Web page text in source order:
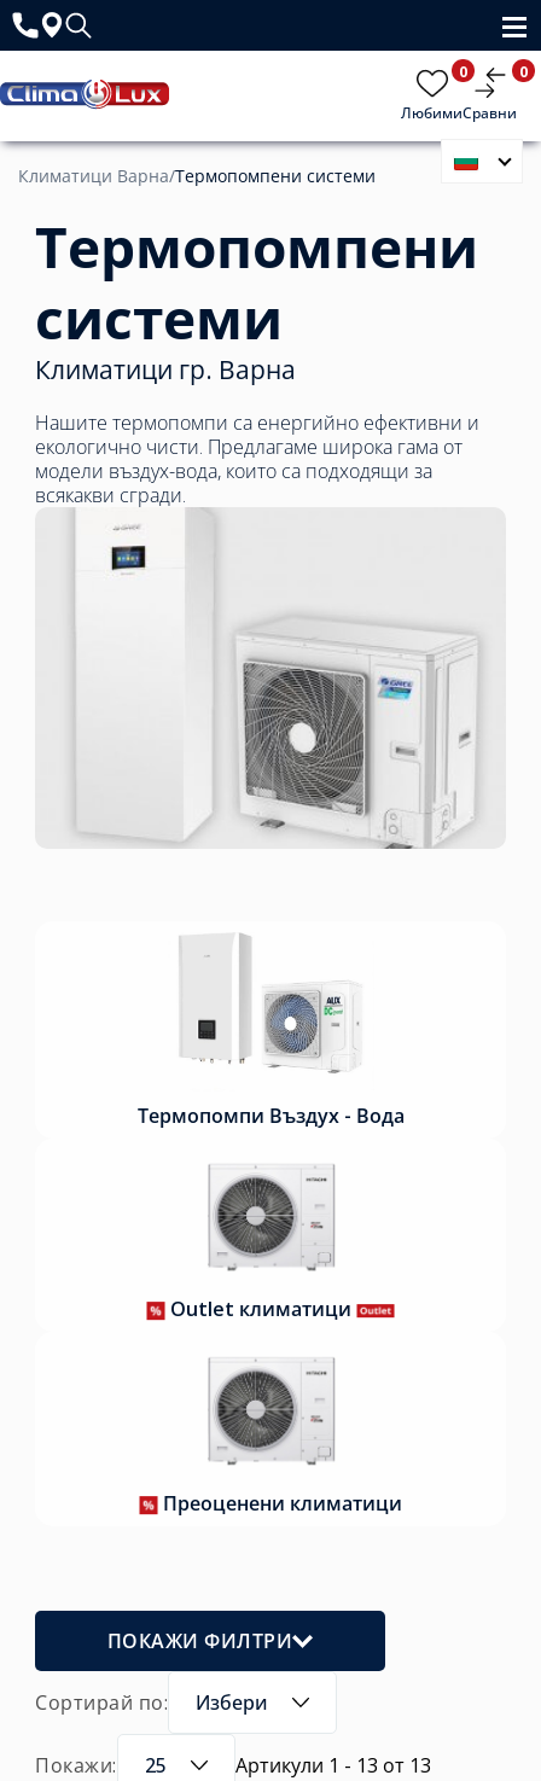
Любими
0
Сравни
0
Климатици Варна/Термопомпени системи
Термопомпени
системи
Климатици гр. Варна
Нашите термопомпи са енергийно ефективни и
екологично чисти. Предлагаме широка гама от
модели въздух-вода, които са подходящи за
всякакви сгради.
Термопомпи Въздух - Вода
Outlet климатици
Преоценени климатици
ПОКАЖИ ФИЛТРИ
Сортирай по: Избери
Покажи: 25 Артикули 1 - 13 от 13